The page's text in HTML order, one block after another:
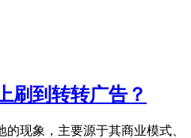
刷到转转广告？
现象，主要源于其商业模式、